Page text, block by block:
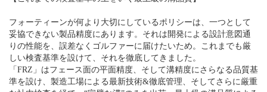
フォーティーンが何より大切にしているポリシーは、一つとして
妥協できない製品精度にあります。それは開発による設計意図通
りの性能を、誤差なくゴルファーに届けたいため。これまでも厳
しい検査基準を設けて、それを徹底してきました。
「FRZ」はフェース面の平面精度、そして溝精度にさらなる品質基
準を設け、製造工場による最新技術&徹底管理、そしてさらに厳重